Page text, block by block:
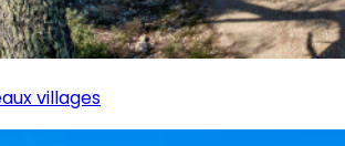
villages